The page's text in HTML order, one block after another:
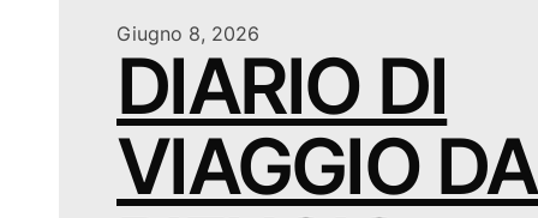
Giugno 8, 2026
DIARIO DI
VIAGGIO